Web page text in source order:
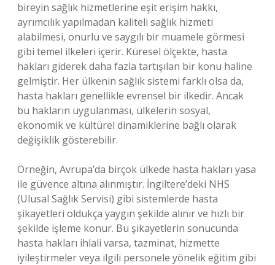
bireyin sağlık hizmetlerine eşit erişim hakkı,
ayrımcılık yapılmadan kaliteli sağlık hizmeti
alabilmesi, onurlu ve saygılı bir muamele görmesi
gibi temel ilkeleri içerir. Küresel ölçekte, hasta
hakları giderek daha fazla tartışılan bir konu haline
gelmiştir. Her ülkenin sağlık sistemi farklı olsa da,
hasta hakları genellikle evrensel bir ilkedir. Ancak
bu hakların uygulanması, ülkelerin sosyal,
ekonomik ve kültürel dinamiklerine bağlı olarak
değişiklik gösterebilir.
Örneğin, Avrupa’da birçok ülkede hasta hakları yasa
ile güvence altına alınmıştır. İngiltere’deki NHS
(Ulusal Sağlık Servisi) gibi sistemlerde hasta
şikayetleri oldukça yaygın şekilde alınır ve hızlı bir
şekilde işleme konur. Bu şikayetlerin sonucunda
hasta hakları ihlali varsa, tazminat, hizmette
iyileştirmeler veya ilgili personele yönelik eğitim gibi